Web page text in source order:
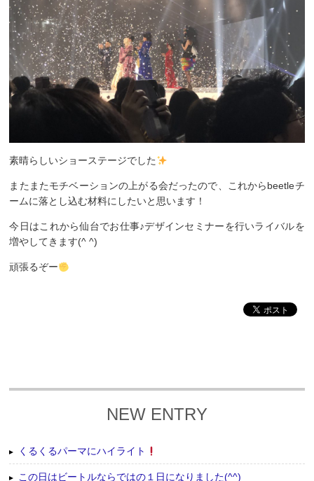
素晴らしいショーステージでした
またまたモチベーションの上がる会だったので、これからbeetleチ
ームに落とし込む材料にしたいと思います！
今日はこれから仙台でお仕事♪デザインセミナーを行いライバルを
増やしてきます(^ ^)
頑張るぞー
NEW ENTRY
くるくるパーマにハイライト
この日はビートルならではの１日になりました(^^)